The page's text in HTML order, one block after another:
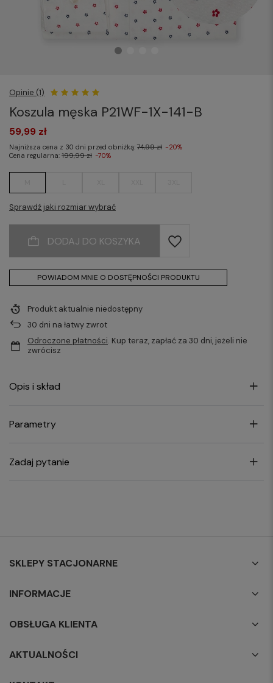
Opinie (1)
Koszula męska P21WF-1X-141-B
Sprawdź jaki rozmiar wybrać
59,99 zł
Najniższa cena z 30 dni przed obniżką: 74,99 zł -20%
Cena regularna: 199,99 zł -70%
DODAJ DO KOSZYKA
POWIADOM MNIE O DOSTĘPNOŚCI PRODUKTU
Produkt aktualnie niedostępny
30 dni na łatwy zwrot
Odroczone płatności. Kup teraz, zapłać za 30 dni, jeżeli nie
zwrócisz
Opis i skład
Parametry
Zadaj pytanie
SKLEPY STACJONARNE
INFORMACJE
OBSŁUGA KLIENTA
AKTUALNOŚCI